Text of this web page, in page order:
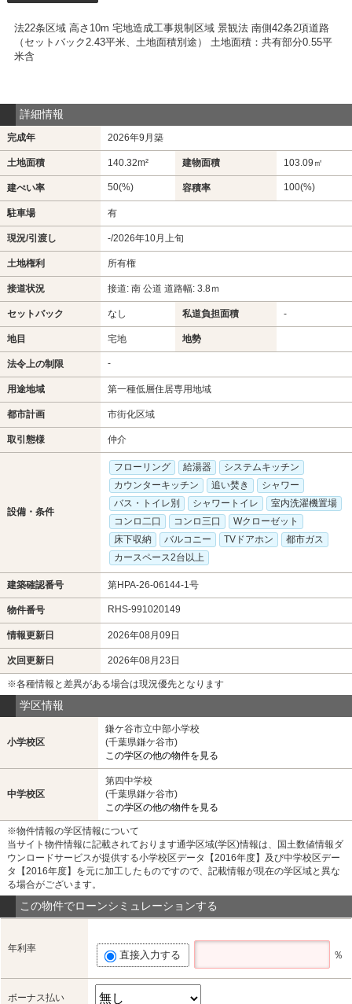
法22条区域 高さ10m 宅地造成工事規制区域 景観法 南側42条2項道路
（セットバック2.43平米、土地面積別途） 土地面積：共有部分0.55平
米含
詳細情報
完成年 2026年9月築
土地面積 140.32m² 建物面積 103.09㎡
建ぺい率 50(%) 容積率 100(%)
駐車場 有
現況/引渡し -/2026年10月上旬
土地権利 所有権
接道状況 接道: 南 公道 道路幅: 3.8ｍ
セットバック なし 私道負担面積 -
地目 宅地 地勢
法令上の制限 -
用途地域 第一種低層住居専用地域
都市計画 市街化区域
取引態様 仲介
設備・条件
フローリング 給湯器
システムキッチン
カウンターキッチン
追い焚き
シャワー
バス・トイレ別
シャワートイレ
室内洗濯機置場
コンロ二口
コンロ三口
Wクローゼット
床下収納
バルコニー TVドアホン
都市ガス
カースペース2台以上
建築確認番号 第HPA-26-06144-1号
物件番号 RHS-991020149
情報更新日 2026年08月09日
次回更新日 2026年08月23日
※各種情報と差異がある場合は現況優先となります
学区情報
小学校区
鎌ケ谷市立中部小学校
(千葉県鎌ケ谷市)
この学区の他の物件を見る
中学校区
第四中学校
(千葉県鎌ケ谷市)
この学区の他の物件を見る
※物件情報の学区情報について
当サイト物件情報に記載されております通学区域(学区)情報は、国土数値情報ダ
ウンロードサービスが提供する小学校区データ【2016年度】及び中学校区デー
タ【2016年度】を元に加工したものですので、記載情報が現在の学区域と異な
る場合がございます。
この物件でローンシミュレーションする
年利率
直接入力する ％
ボーナス払い